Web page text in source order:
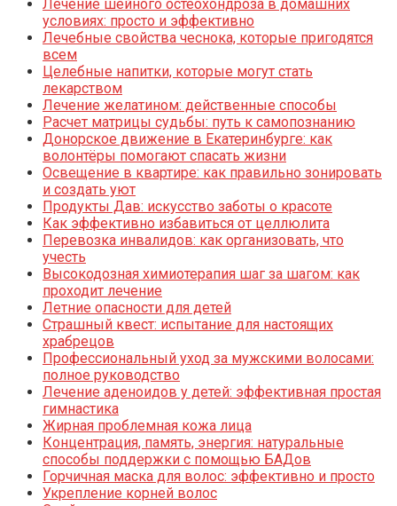
Лечение шейного остеохондроза в домашних
условиях: просто и эффективно
Лечебные свойства чеснока, которые пригодятся
всем
Целебные напитки, которые могут стать
лекарством
Лечение желатином: действенные способы
Расчет матрицы судьбы: путь к самопознанию
Донорское движение в Екатеринбурге: как
волонтёры помогают спасать жизни
Освещение в квартире: как правильно зонировать
и создать уют
Продукты Дав: искусство заботы о красоте
Как эффективно избавиться от целлюлита
Перевозка инвалидов: как организовать, что
учесть
Высокодозная химиотерапия шаг за шагом: как
проходит лечение
Летние опасности для детей
Страшный квест: испытание для настоящих
храбрецов
Профессиональный уход за мужскими волосами:
полное руководство
Лечение аденоидов у детей: эффективная простая
гимнастика
Жирная проблемная кожа лица
Концентрация, память, энергия: натуральные
способы поддержки с помощью БАДов
Горчичная маска для волос: эффективно и просто
Укрепление корней волос